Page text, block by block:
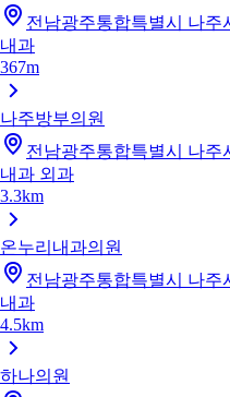
전남광주통합특별시 나주
내과
367m
나주방부의원
전남광주통합특별시 나주
내과 외과
3.3km
온누리내과의원
전남광주통합특별시 나주
내과
4.5km
하나의원